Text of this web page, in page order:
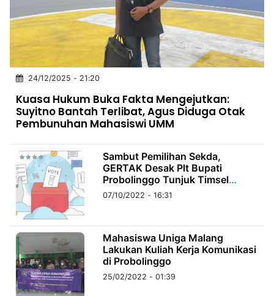
INDONESIA
Partner
NTB
Time
IDN
Jogja
Rakyat
News
Notice
Baru
Kabarbaru
24/12/2025 - 21:20
Kuasa Hukum Buka Fakta Mengejutkan:
Suyitno Bantah Terlibat, Agus Diduga Otak
Pembunuhan Mahasiswi UMM
Sambut Pemilihan Sekda,
GERTAK Desak Plt Bupati
Probolinggo Tunjuk Timsel
Berintegritas
07/10/2022 - 16:31
Mahasiswa Uniga Malang
Lakukan Kuliah Kerja Komunikasi
di Probolinggo
25/02/2022 - 01:39